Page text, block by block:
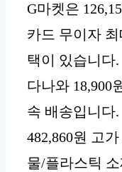
G마켓은
카드 무이자 최
택이 있습니다.
다나와 18,900
속 배송입니다.
482,860원 고
물/플라스틱